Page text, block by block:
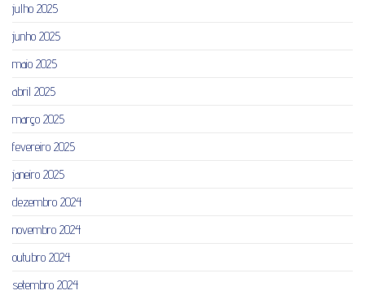
julho 2025
junho 2025
maio 2025
abril 2025
março 2025
fevereiro 2025
janeiro 2025
dezembro 2024
novembro 2024
outubro 2024
setembro 2024